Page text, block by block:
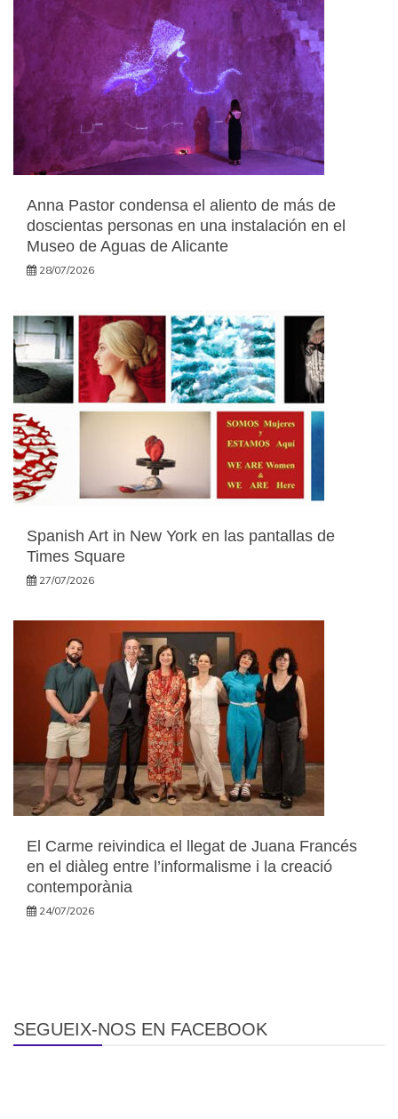
Anna Pastor condensa el aliento de más de
doscientas personas en una instalación en el
Museo de Aguas de Alicante
28/07/2026
Spanish Art in New York en las pantallas de
Times Square
27/07/2026
El Carme reivindica el llegat de Juana Francés
en el diàleg entre l’informalisme i la creació
contemporània
24/07/2026
SEGUEIX-NOS EN FACEBOOK